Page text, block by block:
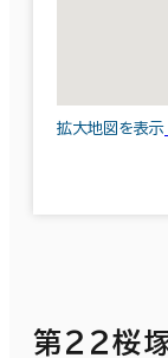
拡大地図を表示
第２２桜